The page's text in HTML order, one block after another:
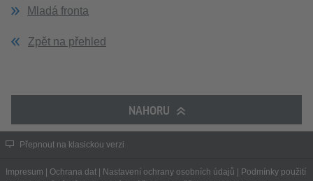
Mladá fronta
Zpět na přehled
NAHORU
Přepnout na klasickou verzi
Impresum Ochrana dat Nastavení ochrany osobních údajů
Podmínky použití